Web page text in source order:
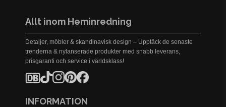
Allt inom Heminredning
Detaljer, möbler & skandinavisk design – Upptäck de senaste
trenderna & nylanserade produkter med snabb leverans,
prisgaranti och service i världsklass!
INFORMATION